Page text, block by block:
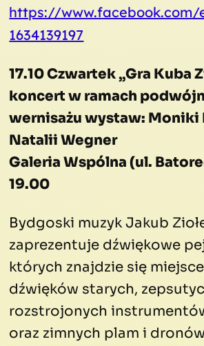
https://www.facebook.com/
1634139197
17.10 Czwartek „Gra Kuba
koncert w ramach
wernisażu wystaw: Moniki
Natalii Wegner
Galeria Wspólna (ul.
19.00
Bydgoski muzyk Jakub
zaprezentuje dźwiękowe
których znajdzie się
dźwięków starych,
rozstrojonych
oraz zimnych plam i dronów